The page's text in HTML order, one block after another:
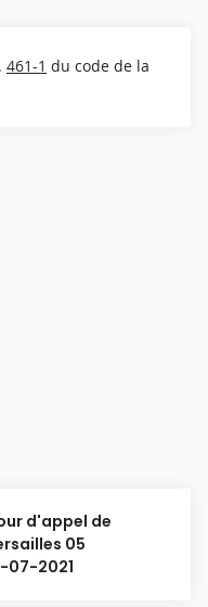
461-1 du code de la
d'appel de
05
07-2021